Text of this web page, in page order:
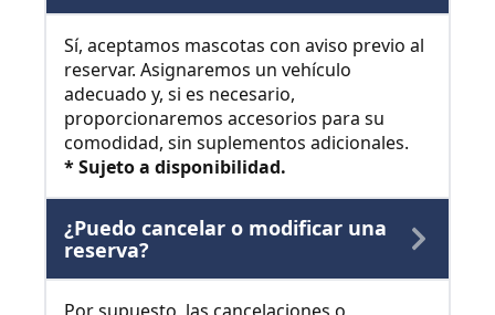
Sí, aceptamos mascotas con aviso previo al
reservar. Asignaremos un vehículo
adecuado y, si es necesario,
proporcionaremos accesorios para su
comodidad, sin suplementos adicionales.
* Sujeto a disponibilidad.
¿Puedo cancelar o modificar una
reserva?